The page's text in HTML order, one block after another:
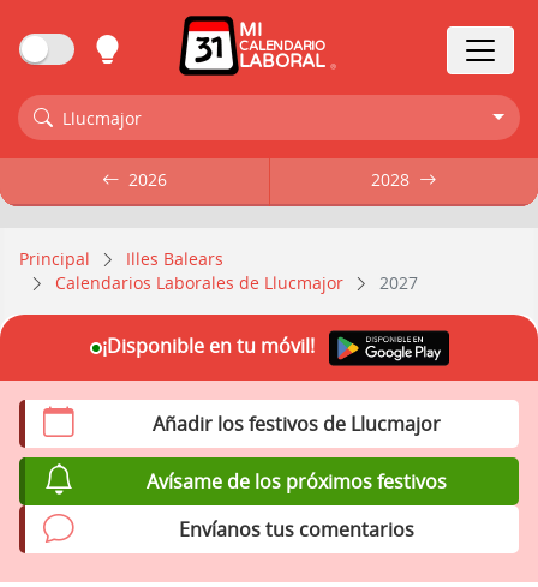
MI
CALENDARIO
LABORAL
Llucmajor
Principal
Illes Balears
Calendarios Laborales de Llucmajor
2027
2026 2028
2026 2028
Añadir los festivos de Llucmajor
Avísame de los próximos festivos
Envíanos tus comentarios
¡Disponible en tu móvil!